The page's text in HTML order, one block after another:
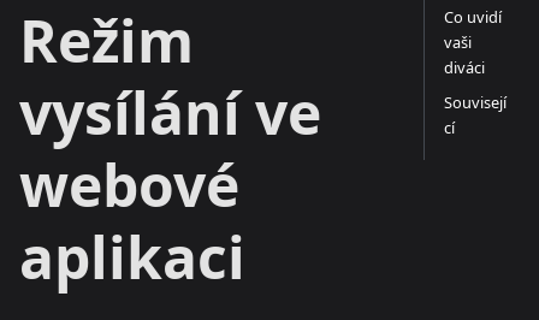
Režim
vysílání ve
webové
aplikaci
Co uvidí
vaši
diváci
Souvisejí
cí